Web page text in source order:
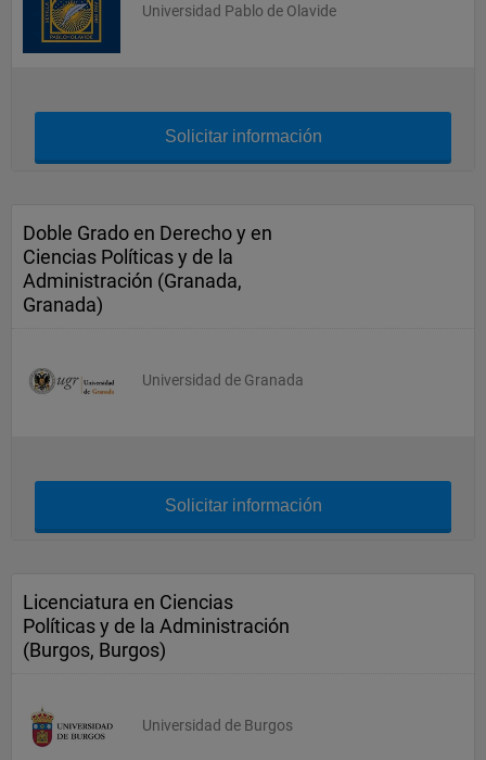
Universidad Pablo de Olavide
Solicitar información
Doble Grado en Derecho y en
Ciencias Políticas y de la
Administración (Granada,
Granada)
Universidad de Granada
Solicitar información
Licenciatura en Ciencias
Políticas y de la Administración
(Burgos, Burgos)
Universidad de Burgos